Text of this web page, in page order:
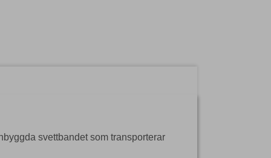
svettbandet som transporterar